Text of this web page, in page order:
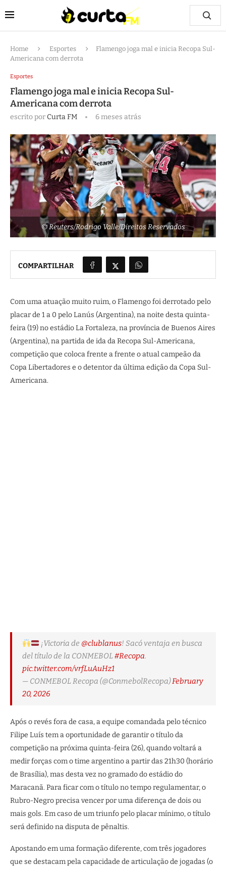
Home Esportes
Flamengo joga mal e inicia Recopa Sul-
Americana com derrota
Esportes
Flamengo joga mal e inicia Recopa Sul-
Americana com derrota
escrito porCurta FM 6 meses atrás
© Reuters/Rodrigo Valle/Direitos Reservados
COMPARTILHAR
Com uma atuação muito ruim, o Flamengo foi derrotado pelo
placar de 1 a 0 pelo Lanús (Argentina), na noite desta quinta-
feira (19) no estádio La Fortaleza, na província de Buenos Aires
(Argentina), na partida de ida da Recopa Sul-Americana,
competição que coloca frente a frente o atual campeão da
Copa Libertadores e o detentor da última edição da Copa Sul-
Americana.
¡Victoria de @clublanus! Sacó ventaja en busca
del título de la CONMEBOL#Recopa.
pic.twitter.com/vrfLuAuHz1
— CONMEBOL Recopa (@ConmebolRecopa)February
20, 2026
Após o revés fora de casa, a equipe comandada pelo técnico
Filipe Luís tem a oportunidade de garantir o título da
competição na próxima quinta-feira (26), quando voltará a
medir forças com o time argentino a partir das 21h30 (horário
de Brasília), mas desta vez no gramado do estádio do
Maracanã. Para ficar com o título no tempo regulamentar, o
Rubro-Negro precisa vencer por uma diferença de dois ou
mais gols. Em caso de um triunfo pelo placar mínimo, o título
será definido na disputa de pênaltis.
Apostando em uma formação diferente, com três jogadores
que se destacam pela capacidade de articulação de jogadas (o